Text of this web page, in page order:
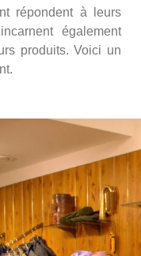
répondent à leurs
également
produits. Voici un